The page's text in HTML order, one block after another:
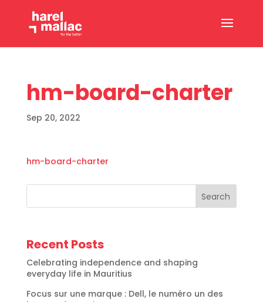
hm-board-charter
Sep 20, 2022
hm-board-charter
Search
Recent Posts
Celebrating independence and shaping
everyday life in Mauritius
Focus sur une marque : Dell, le numéro un des